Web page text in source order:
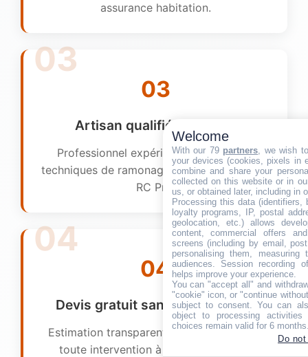
assurance habitation.
03
Artisan qualifié et assuré
Professionnel expérimenté, formé aux
techniques de ramonage et couvert par une
RC Pro.
04
Devis gratuit sans engagement
Estimation transparente et gratuite avant
toute intervention à Bourmont-entre-
Welcome
With our 79 partners, we wish
your devices (cookies, pixels in
combine and share your
collected on this website or in
us, or obtained later, including in
Processing this data (identifiers,
loyalty programs, IP, postal
geolocation, etc.) allows
content, commercial offers
screens (including by email,
personalising them, measuring
audiences. Session recording
helps improve your experience.
You can "accept all" and
"cookie" icon, or "continue
subject to consent. You can
object to processing
choices remain valid for 6
Do